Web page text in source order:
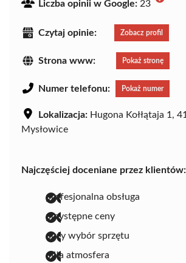
Liczba opinii w Google: 23
Czytaj opinie: Zobacz profil
Strona www: Pokaż stronę
Numer telefonu: Pokaż numer
Lokalizacja: Hugona Kołłątaja 1,
Mysłowice
Najczęściej doceniane przez klientów:
profesjonalna obsługa
przystępne ceny
duży wybór sprzętu
miła atmosfera